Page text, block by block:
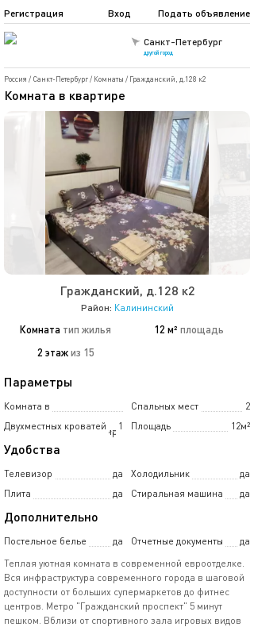
Санкт-Петербург
другой город
Подать объявление
Регистрация Вход
Россия / Санкт-Петербург/ Комнаты / Гражданский, д.128 к2
Комната в квартире
Гражданский, д.128 к2
Район: Калининский
Комната тип жилья 12 м² площадь
2 этаж из 15
Параметры
Комната в
5-комнатной квартире
Спальных мест
2
Двухместных кроватей
1 Площадь 12м²
Удобства
Телевизор да Холодильник
да
Плита
да Стиральная машина да
Дополнительно
Постельное белье да Отчетные документы
да
Теплая уютная комната в современной евроотделке.
Вся инфраструктура современного города в шаговой
доступности от больших супермаркетов до фитнес
центров. Метро "Гражданский проспект" 5 минут
пешком. Вблизи от спортивного зала игровых видов